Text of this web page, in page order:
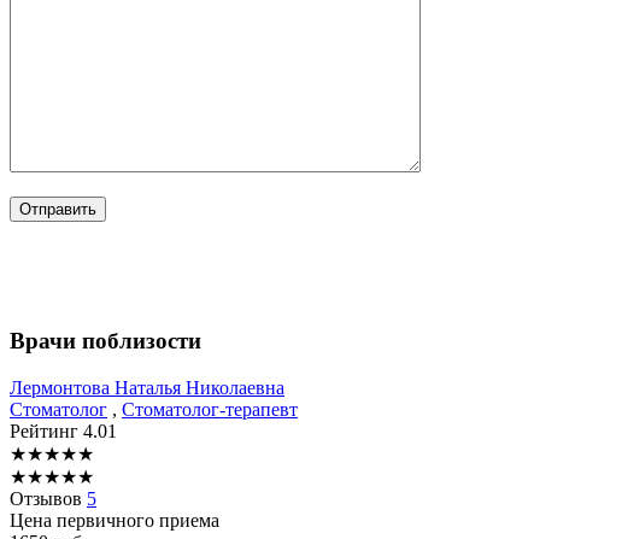
Врачи поблизости
Лермонтова Наталья Николаевна
Стоматолог , Стоматолог-терапевт
Рейтинг 4.01
★★★★★
★★★★★
Отзывов 5
Цена первичного приема